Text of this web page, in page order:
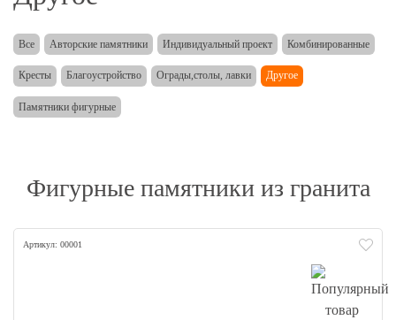
Все Авторские памятники Индивидуальный проект Комбинированные
Кресты Благоустройство Ограды,столы, лавки Другое
Памятники фигурные
Фигурные памятники из гранита
Артикул: 00001